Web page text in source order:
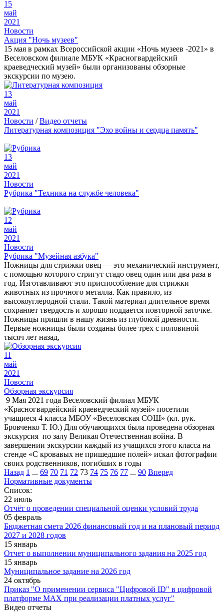
15
май
2021
Новости
Акция "Ночь музеев"
15 мая в рамках Всероссийской акции «Ночь музеев -2021» в
Веселовском филиале МБУК «Красногвардейский
краеведческий музей» были организованы обзорные
экскурсии по музею.
13
май
2021
Новости /Видео отчеты
Литературная композиция "Эхо войны и сердца память"
13
май
2021
Новости
Рубрика "Техника на службе человека"
12
май
2021
Новости
Рубрика "Музейная азбука"
Ножницы для стрижки овец — это механический инструмент,
с помощью которого стригут стадо овец один или два раза в
год. Изготавливают это приспособление для стрижки
животных из прочного металла. Как правило, из
высокоуглеродной стали. Такой материал длительное время
сохраняет твердость и хорошо поддается повторной заточке.
Ножницы пришли в нашу жизнь из глубокой древности.
Первые ножницы были созданы более трех с половиной
тысяч лет назад,
11
май
2021
Новости
Обзорная экскурсия
9 Мая 2021 года Веселовский филиал МБУК
«Красногвардейский краеведческий музей» посетили
учащиеся 4 класса МБОУ «Веселовская СОШ» (кл. рук.
Бровченко Т. Ю.) Для обучающихся была проведена обзорная
экскурсия по залу Великая Отечественная война. В
завершении экскурсии каждый из учащихся этого класса на
стенде «С кровавых не пришедшие полей» искал фотографии
своих родственников, погибших в годы
Назад 1 ... 69 70 71 72 73 74 75 76 77 ... 90 Вперед
Нормативные документы
Список:
22 июль
Отчёт о проведении специальной оценки условий труда
05 февраль
Бюджетная смета 2026 финансовый год и на плановый период
2027 и 2028 годов
15 январь
Отчет о выполнении муниципального задания на 2025 год
15 январь
Муниципальное задание на 2026 год
24 октябрь
Приказ "О применении сервиса "Цифровой ID" в цифровой
платформе МАХ при реализации платных услуг"
Видео отчеты